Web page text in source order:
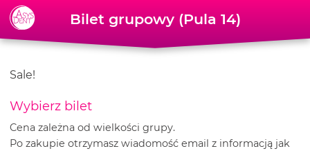
Skip to content
Bilet grupowy (Pula 14)
Sale!
Wybierz bilet
Cena zależna od wielkości grupy.
Po zakupie otrzymasz wiadomość email z informacją jak